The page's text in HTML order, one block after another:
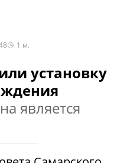
1 м.
установку
является